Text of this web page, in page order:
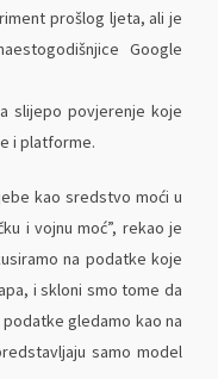
prošlog ljeta, ali je
Google
slijepo povjerenje koje
i platforme.
kao sredstvo moći u
i vojnu moć”, rekao je
na podatke koje
i skloni smo tome da
gledamo kao na
samo model